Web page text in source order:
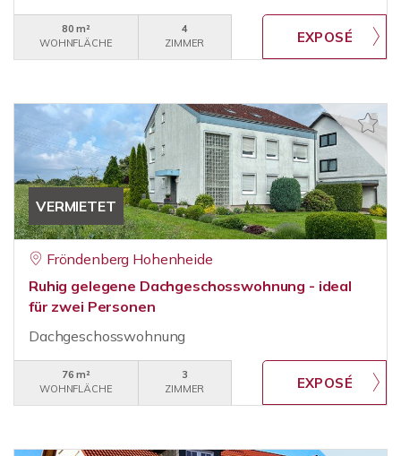
80 m²
WOHNFLÄCHE
4
ZIMMER
VERMIETET
Fröndenberg Hohenheide
Ruhig gelegene Dachgeschosswohnung - ideal
für zwei Personen
Dachgeschosswohnung
76 m²
WOHNFLÄCHE
3
ZIMMER